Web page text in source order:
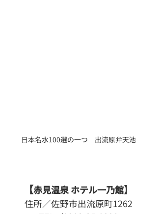
日本名水100選の一つ　出流原弁天池
【赤見温泉 ホテル一乃館】
住所／佐野市出流原町1262